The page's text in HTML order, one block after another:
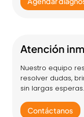
Atención
Nuestro equipo
resolver dudas,
sin largas esperas.
Contáctanos